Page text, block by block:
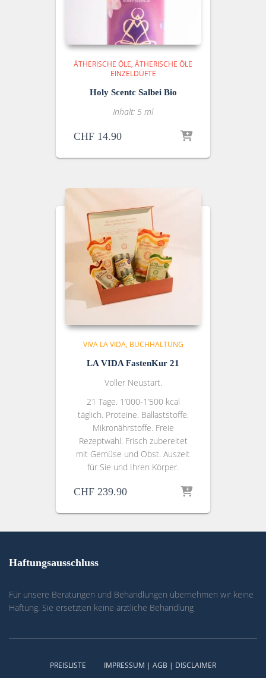
ÄTHERISCHE ÖLE ÄTHERISCHE ÖLE
EINZELDÜFTE
Holy Scentc Salbei Bio
Inhalt: 5 ml
CHF 14.90
VIVA LA VIDA BUCHHALTUNG
LA VIDA FastenKur 21
Voller Neustart.
21 Tage. 1’000-1’500 kcal
täglich. Proteine. Ballaststoffe.
Mikronährstoffe. Freie
Rezeptwahl. Frisch zubereitet
mit Gemüse und Obst. Auszeit
für Sie und Ihren Körper.
CHF 239.90
Haftungsausschluss
Für unsere Beratungen und Behandlungen übernehmen wir keine
Haftung. Sie ersetzten keine ärztliche Behandlung
PREISLISTE IMPRESSUM | AGB | DISCLAIMER